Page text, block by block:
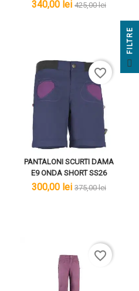
lei
340,00 lei lei
425,00 lei
PANTALONI SCURTI DAMA
E9 ONDA SHORT SS26
lei
300,00 lei lei
375,00 lei
favorite_border
favorite_border
E